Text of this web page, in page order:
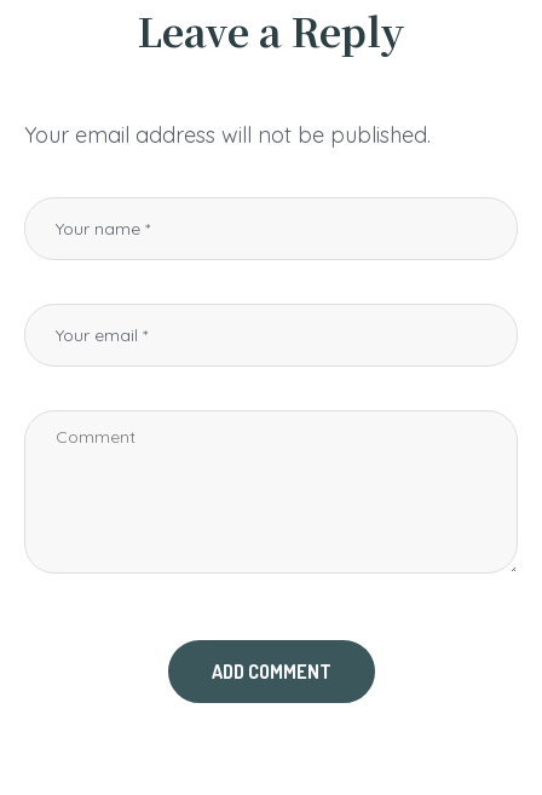
Leave a Reply
Your email address will not be published.